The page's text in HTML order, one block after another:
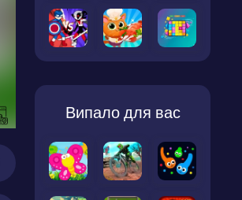
Випало для вас